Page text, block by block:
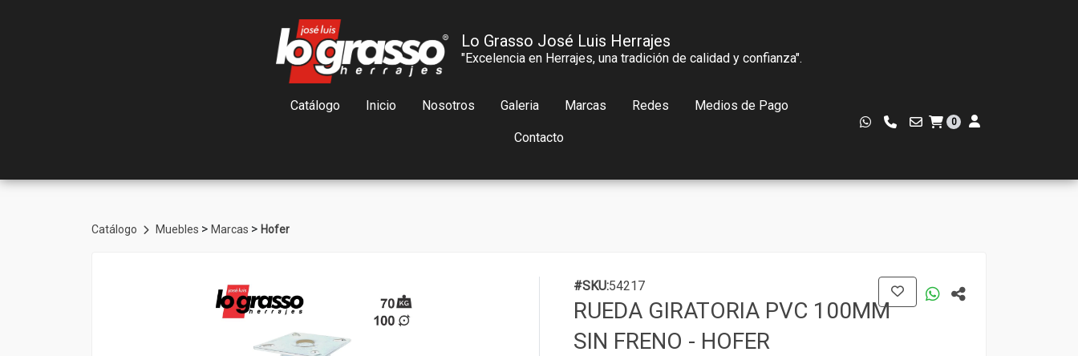
Lo Grasso José Luis Herrajes
"Excelencia en Herrajes, una tradición de calidad y confianza".
Catálogo Inicio Nosotros Galeria Marcas Redes Medios de Pago
Contacto
0
Catálogo Muebles > Marcas > Hofer
#SKU:54217
RUEDA GIRATORIA PVC 100MM
SIN FRENO - HOFER